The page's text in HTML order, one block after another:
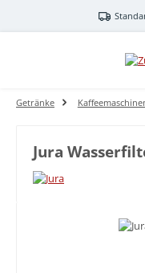
Zum Hauptinhalt springen
Getränke
Jura
Bildergalerie